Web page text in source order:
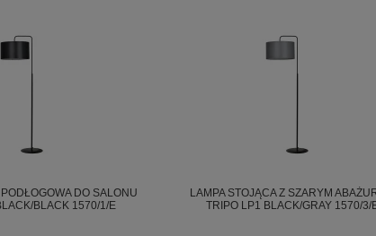
DO SALONU
BLACK 1570/1/E
LAMPA STOJĄCA Z SZARYM
TRIPO LP1 BLACK/GRAY 1570/3/